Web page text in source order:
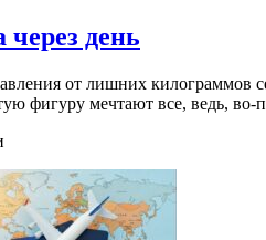
через день
от лишних килограммов
фигуру мечтают все, ведь,